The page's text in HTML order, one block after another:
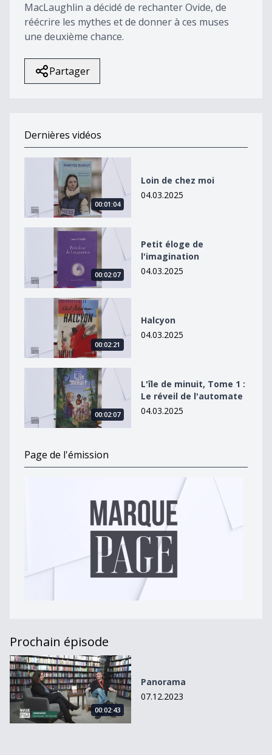
MacLaughlin a décidé de rechanter Ovide, de
réécrire les mythes et de donner à ces muses
une deuxième chance.
Partager
Dernières vidéos
Loin de chez moi
00:01:04
Loin de chez moi
04.03.2025
Petit éloge de l&#039;imagination
00:02:07
Petit éloge de
l'imagination
04.03.2025
Halcyon
00:02:21
Halcyon
04.03.2025
L&#039;île de minuit, Tome 1 : Le réveil de
00:02:07
L'île de minuit, Tome 1 :
Le réveil de l'automate
04.03.2025
Page de l'émission
Prochain épisode
Panorama
00:02:43
Panorama
07.12.2023